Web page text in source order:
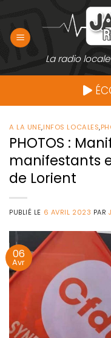
contenu
La radio locale
A LA UNE,INFOS LOCALES,
PHOTOS :
manifestants
de Lorient
PUBLIÉ LE 6 AVRIL 2023 PAR
06
Avr